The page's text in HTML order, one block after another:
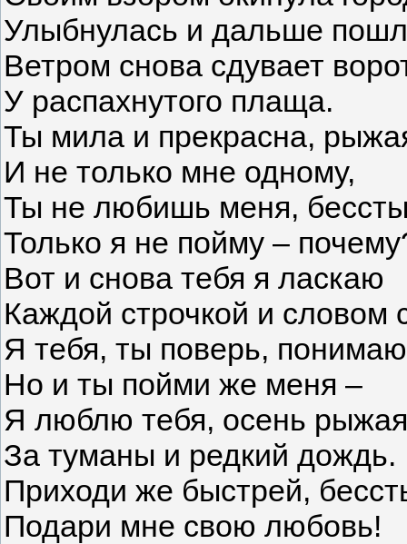
Улыбнулась и дальше
Ветром снова сдувает
У распахнутого плаща.
Ты мила и прекрасна,
И не только мне одному,
Ты не любишь меня,
Только я не пойму –
Вот и снова тебя я ласкаю
Каждой строчкой и словом
Я тебя, ты поверь,
Но и ты пойми же меня –
Я люблю тебя, осень
За туманы и редкий дождь.
Приходи же быстрей,
Подари мне свою любовь!